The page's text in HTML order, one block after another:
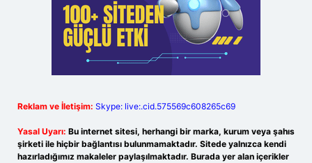
Reklam ve İletişim: Skype: live:.cid.575569c608265c69
Yasal Uyarı: Bu internet sitesi, herhangi bir marka, kurum veya şahıs
şirketi ile hiçbir bağlantısı bulunmamaktadır. Sitede yalnızca kendi
hazırladığımız makaleler paylaşılmaktadır. Burada yer alan içerikler